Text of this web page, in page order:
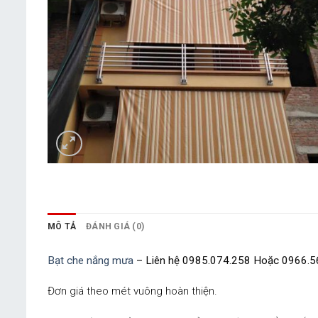
MÔ TẢ ĐÁNH GIÁ (0)
Bạt che nắng mưa – Liên hệ 0985.074.258 Hoặc
Đơn giá theo mét vuông hoàn thiện.